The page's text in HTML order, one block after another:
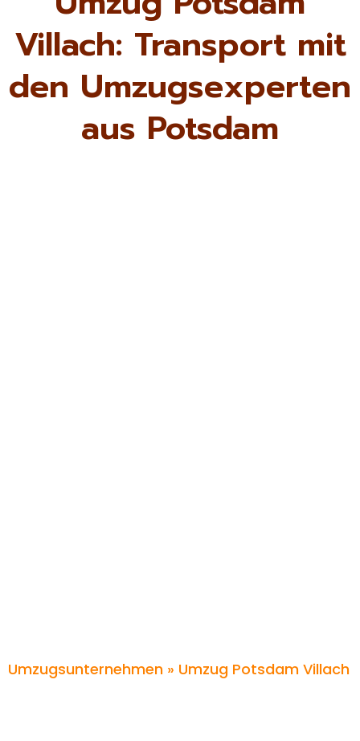
Villach: Transport mit
den Umzugsexperten
aus Potsdam
Umzugsunternehmen » Umzug Potsdam Villach